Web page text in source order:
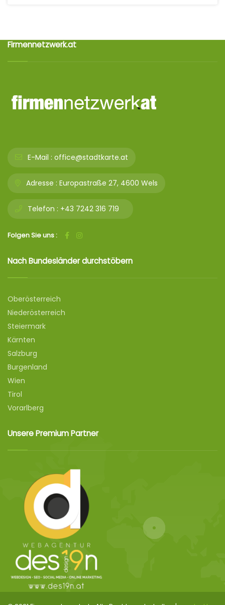
Firmennetzwerk.at
E-Mail : office@stadtkarte.at
Adresse : Europastraße 27, 4600 Wels
Telefon : +43 7242 316 719
Folgen Sie uns :
Nach Bundesländer durchstöbern
Oberösterreich
Niederösterreich
Steiermark
Kärnten
Salzburg
Burgenland
Wien
Tirol
Vorarlberg
Unsere Premium Partner